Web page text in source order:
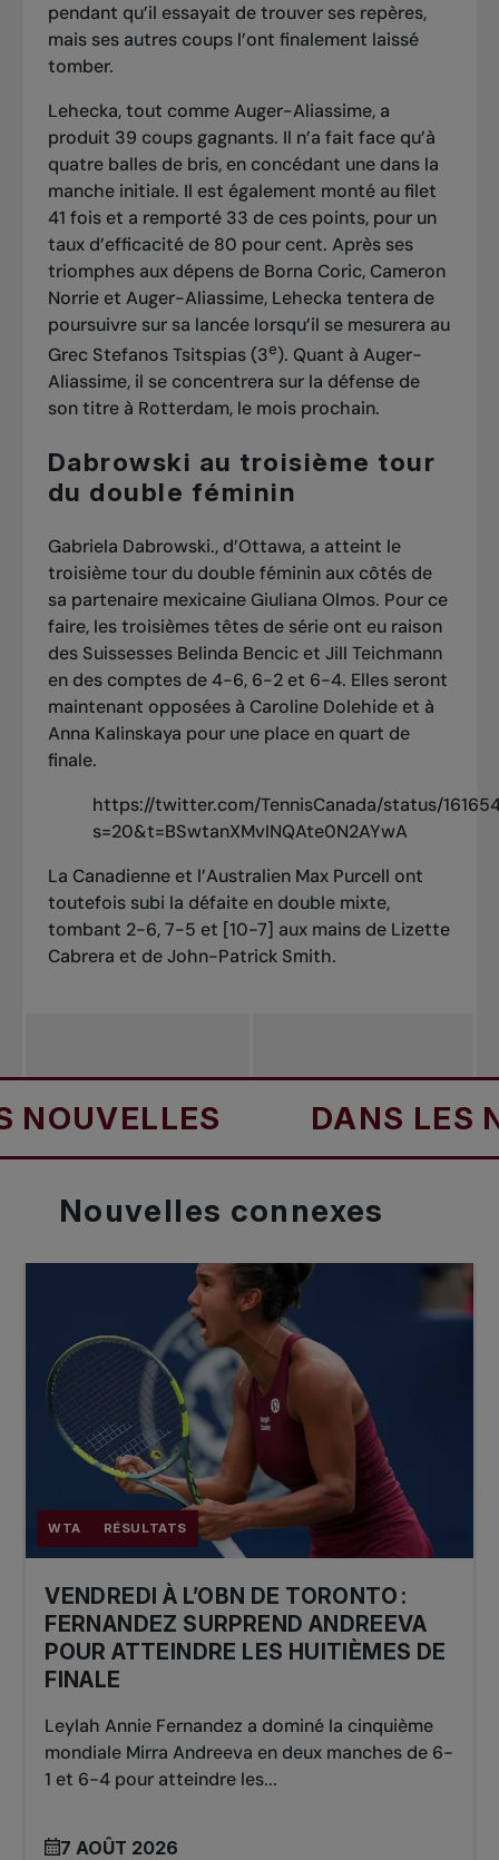
pendant qu’il essayait de trouver ses repères,
mais ses autres coups l’ont finalement laissé
tomber.
Lehecka, tout comme Auger-Aliassime, a
produit 39 coups gagnants. Il n’a fait face qu’à
quatre balles de bris, en concédant une dans la
manche initiale. Il est également monté au filet
41 fois et a remporté 33 de ces points, pour un
taux d’efficacité de 80 pour cent. Après ses
triomphes aux dépens de Borna Coric, Cameron
Norrie et Auger-Aliassime, Lehecka tentera de
poursuivre sur sa lancée lorsqu’il se mesurera au
Grec Stefanos Tsitspias (3e). Quant à Auger-
Aliassime, il se concentrera sur la défense de
son titre à Rotterdam, le mois prochain.
Dabrowski au troisième tour
du double féminin
Gabriela Dabrowski., d’Ottawa, a atteint le
troisième tour du double féminin aux côtés de
sa partenaire mexicaine Giuliana Olmos. Pour ce
faire, les troisièmes têtes de série ont eu raison
des Suissesses Belinda Bencic et Jill Teichmann
en des comptes de 4-6, 6-2 et 6-4. Elles seront
maintenant opposées à Caroline Dolehide et à
Anna Kalinskaya pour une place en quart de
finale.
https://twitter.com/TennisCanada/status/
s=20&t=BSwtanXMvINQAte0N2AYwA
La Canadienne et l’Australien Max Purcell ont
toutefois subi la défaite en double mixte,
tombant 2-6, 7-5 et [10-7] aux mains de Lizette
Cabrera et de John-Patrick Smith.
DANS LES
Nouvelles connexes
WTA RÉSULTATS
VENDREDI À L’OBN DE TORONTO :
FERNANDEZ SURPREND ANDREEVA
POUR ATTEINDRE LES HUITIÈMES DE
FINALE
Leylah Annie Fernandez a dominé la cinquième
mondiale Mirra Andreeva en deux manches de 6-
1 et 6-4 pour atteindre les...
7 AOÛT 2026